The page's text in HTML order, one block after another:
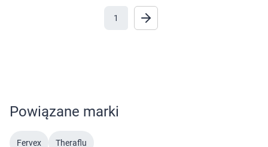
1
Powiązane marki
Fervex Theraflu